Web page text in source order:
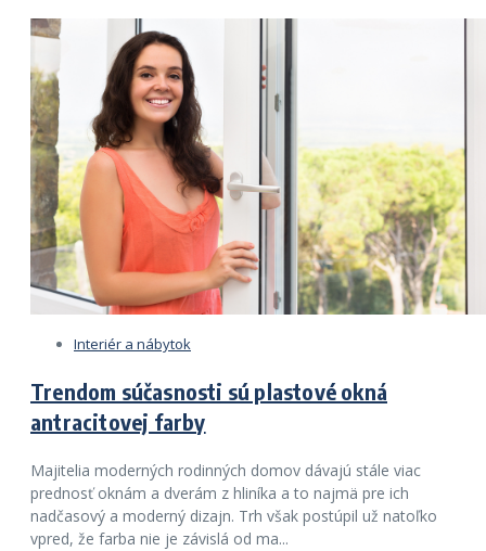
Interiér a nábytok
Trendom súčasnosti sú plastové okná
antracitovej farby
Majitelia moderných rodinných domov dávajú stále viac
prednosť oknám a dverám z hliníka a to najmä pre ich
nadčasový a moderný dizajn. Trh však postúpil už natoľko
vpred, že farba nie je závislá od ma...